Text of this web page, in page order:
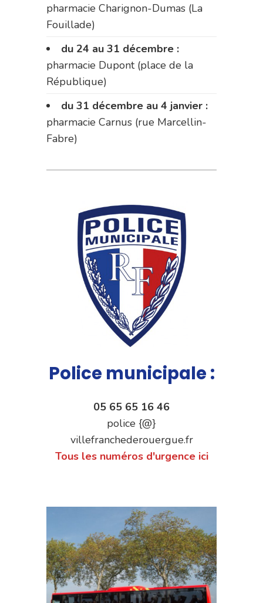
pharmacie Charignon-Dumas (La
Fouillade)
du 24 au 31 décembre :
pharmacie Dupont (place de la
République)
du 31 décembre au 4 janvier :
pharmacie Carnus (rue Marcellin-
Fabre)
Police municipale :
05 65 65 16 46
police {@}
villefranchederouergue.fr
Tous les numéros d'urgence ici